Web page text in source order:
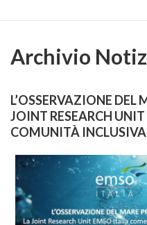
Archivio
L’OSSERVAZIONE DEL
JOINT RESEARCH
COMUNITÀ INCLUSIVA